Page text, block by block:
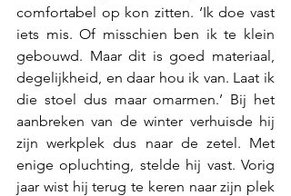
comfortabel op kon zitten. ‘Ik doe vast
iets mis. Of misschien ben ik te klein
gebouwd. Maar dit is goed materiaal,
degelijkheid, en daar hou ik van. Laat ik
die stoel dus maar omarmen.’ Bij het
aanbreken van de winter verhuisde hij
zijn werkplek dus naar de zetel. Met
enige opluchting, stelde hij vast. Vorig
jaar wist hij terug te keren naar zijn plek